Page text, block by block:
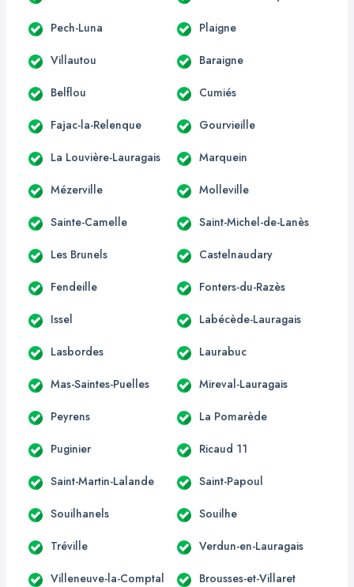
Pech-Luna Plaigne
Villautou Baraigne
Belflou Cumiés
Fajac-la-Relenque Gourvieille
La Louvière-Lauragais Marquein
Mézerville Molleville
Sainte-Camelle Saint-Michel-de-Lanès
Les Brunels Castelnaudary
Fendeille Fonters-du-Razès
Issel Labécède-Lauragais
Lasbordes Laurabuc
Mas-Saintes-Puelles Mireval-Lauragais
Peyrens La Pomarède
Puginier Ricaud 11
Saint-Martin-Lalande Saint-Papoul
Souilhanels Souilhe
Tréville Verdun-en-Lauragais
Villeneuve-la-Comptal Brousses-et-Villaret